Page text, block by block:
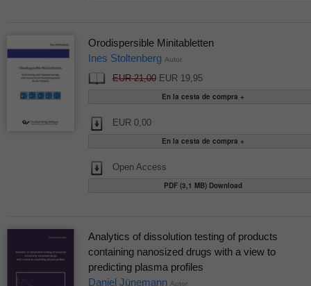
Orodispersible Minitabletten
Ines Stoltenberg Autor
EUR 21,00EUR 19,95
EUR 0,00
Open Access
PDF (3,1 MB) Download
Analytics of dissolution testing of products
containing nanosized drugs with a view to
predicting plasma profiles
Daniel Jünemann Autor